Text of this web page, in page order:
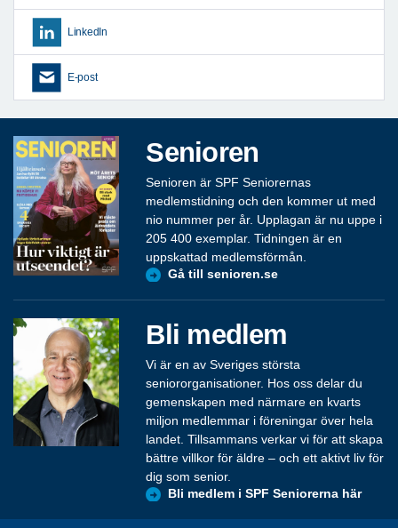
LinkedIn
E-post
Senioren
Senioren är SPF Seniorernas
medlemstidning och den kommer ut med
nio nummer per år. Upplagan är nu uppe i
205 400 exemplar. Tidningen är en
uppskattad medlemsförmån.
Gå till senioren.se
Bli medlem
Vi är en av Sveriges största
seniororganisationer. Hos oss delar du
gemenskapen med närmare en kvarts
miljon medlemmar i föreningar över hela
landet. Tillsammans verkar vi för att skapa
bättre villkor för äldre – och ett aktivt liv för
dig som senior.
Bli medlem i SPF Seniorerna här